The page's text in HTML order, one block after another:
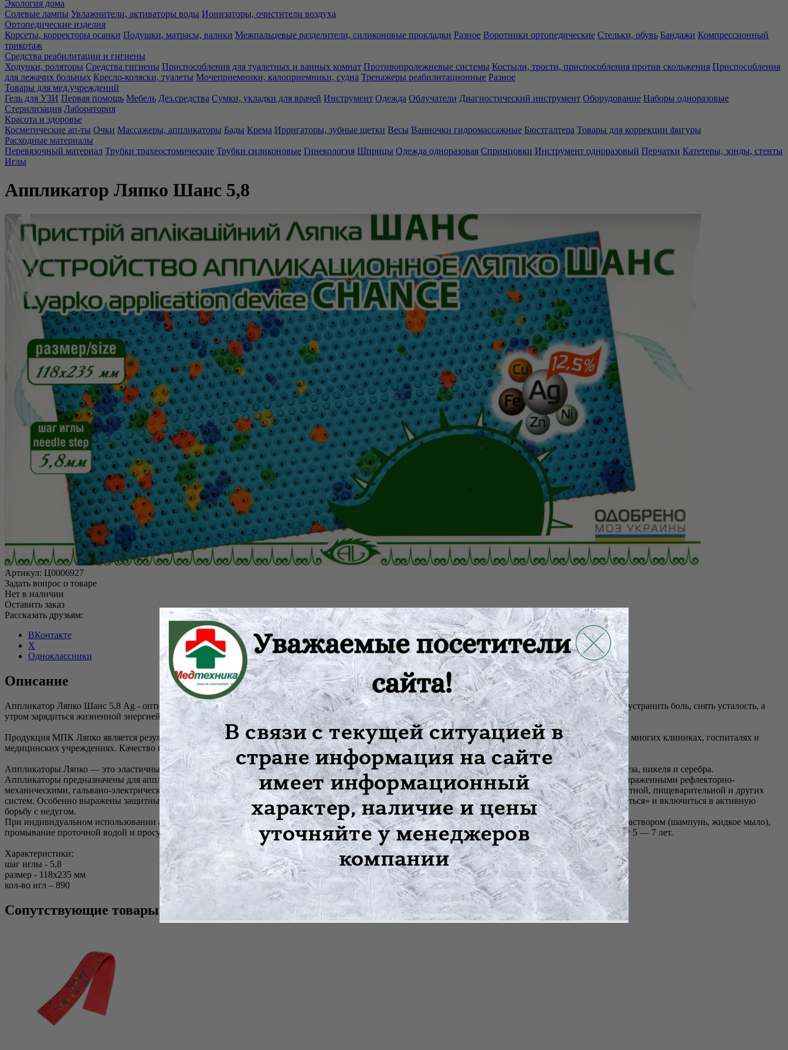
Экология дома
Солевые лампы Увлажнители, активаторы воды Ионизаторы, очистители воздуха
Ортопедические изделия
Корсеты, корректоры осанки Подушки, матрасы, валики Межпальцевые разделители, силиконовые прокладки Разное Воротники ортопедические Стельки, обувь Бандажи Компрессионный
трикотаж
Средства реабилитации и гигиены
Ходунки, роляторы Средства гигиены Приспособления для туалетных и ванных комнат Противопролежневые системы Костыли, трости, приспособления против скольжения Приспособления
для лежачих больных Кресло-коляски, туалеты Мочеприемники, калоприемники, судна Тренажеры реабилитационные Разное
Товары для мед.учреждений
Гель для УЗИ Первая помощь Мебель Дез.средства Сумки, укладки для врачей Инструмент Одежда Облучатели Диагностический инструмент Оборудование Наборы одноразовые
Стерилизация Лаборатория
Красота и здоровье
Косметические ап-ты Очки Массажеры, аппликаторы Бады Крема Ирригаторы, зубные щетки Весы Ванночки гидромассажные Бюстгалтера Товары для коррекции фигуры
Расходные материалы
Перевязочный материал Трубки трахеостомические Трубки силиконовые Гинекология Шприцы Одежда одноразовая Спринцовки Инструмент одноразовый Перчатки Катетеры, зонды, стенты
Иглы
Аппликатор Ляпко Шанс 5,8
Артикул: Ц0006927
Задать вопрос о товаре
Нет в наличии
Оставить заказ
Рассказать друзьям:
ВКонтакте
X
Одноклассники
Описание
Аппликатор Ляпко Шанс 5,8 Ag - оптимальный способ, не требующий дополнительных усилий от пациента и помощи от других, надежно и эффективно устранить боль, снять усталость, а
утром зарядиться жизненной энергией на целый день.
Продукция МПК Ляпко является результатом объединения нетрадиционной медицины Востока и современных технологий. Она успешно применяется во многих клиниках, госпиталях и
медицинских учреждениях. Качество продукции подтверждено многочисленными сертификатами и грамотами.
Аппликаторы Ляпко — это эластичные пластины, валики и пояса, иглы которых изготовлены из необходимых для организма металлов: цинка, меди, железа, никеля и серебра.
Аппликаторы предназначены для аппликаций на любые участки тела (чаще на область спины). Высокий лечебно-оздоровительный эффект обусловлен выраженными рефлекторно-
механическими, гальвано-электрическими свойствами аппликаторов Ляпко. В результате активизируется деятельность нервной, сердечно-сосудистой, костной, пищеварительной и других
систем. Особенно выражены защитные (иммунологические) свойства. При отсутствии побочных эффектов заставляет защитные силы организма «проснуться» и включиться в активную
борьбу с недугом.
При индивидуальном использовании аппликатор Ляпко не нуждается в дезинфекции. Гигиенический уход за ним предусматривает: обработку моющим раствором (шампунь, жидкое мыло),
промывание проточной водой и просушивание потоком горячего воздуха (с помощью фена). При правильном уходе, срок службы аппликатора составляет 5 — 7 лет.
Характеристики:
шаг иглы - 5,8
размер - 118х235 мм
кол-во игл – 890
Сопутствующие товары